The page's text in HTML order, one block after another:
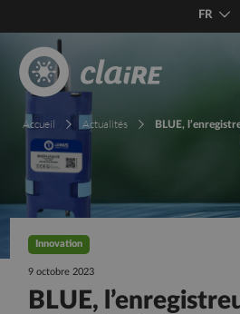
FR
Accueil Actualités BLUE,
Innovation
9 octobre 2023
BLUE,